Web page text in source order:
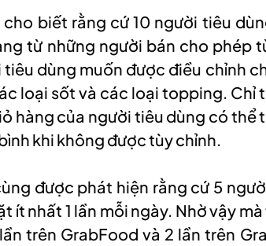
biết rằng cứ 10 người tiêu
từ những người bán cho phép
dùng muốn được điều chỉnh
loại sốt và các loại topping. Chỉ
hàng của người tiêu dùng có thể
khi không được tùy chỉnh.
được phát hiện rằng cứ 5
ít nhất 1 lần mỗi ngày. Nhờ vậy
trên GrabFood và 2 lần trên